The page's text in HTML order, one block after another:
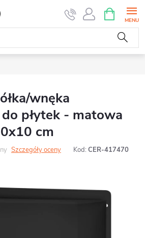
KOSZYK
wnęka
płytek - matowa
cm
Szczegóły oceny Kod: CER-417470